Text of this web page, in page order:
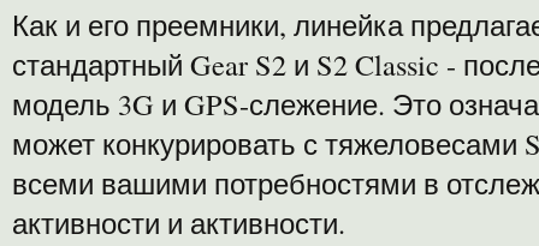
Как и его преемники, линейка
стандартный Gear S2 и S2 Classic -
модель 3G и GPS-слежение. Это
может конкурировать с тяжеловесами
всеми вашими потребностями в
активности и активности.